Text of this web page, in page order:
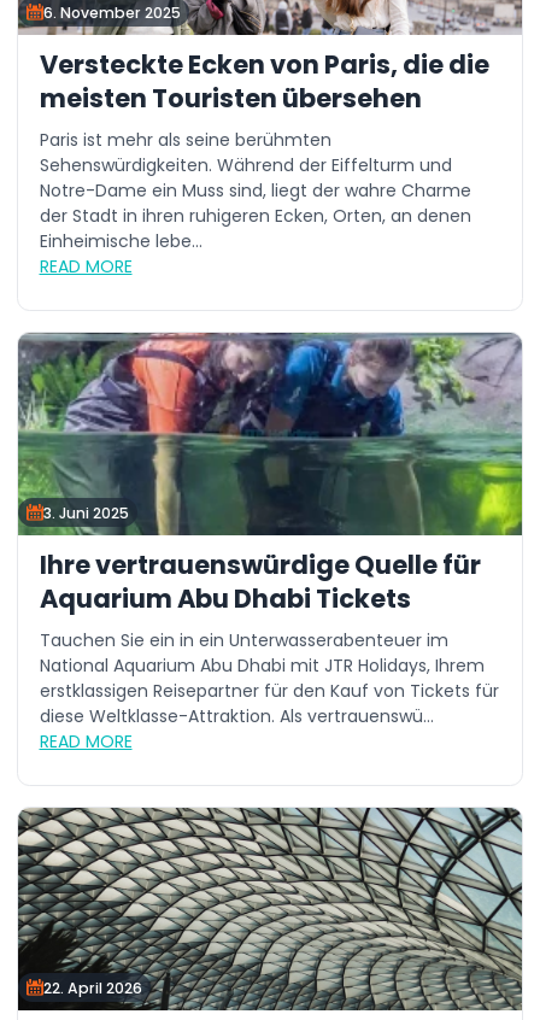
6. November 2025
Versteckte Ecken von Paris, die die
meisten Touristen übersehen
Paris ist mehr als seine berühmten
Sehenswürdigkeiten. Während der Eiffelturm und
Notre-Dame ein Muss sind, liegt der wahre Charme
der Stadt in ihren ruhigeren Ecken, Orten, an denen
Einheimische lebe...
READ MORE
3. Juni 2025
Ihre vertrauenswürdige Quelle für
Aquarium Abu Dhabi Tickets
Tauchen Sie ein in ein Unterwasserabenteuer im
National Aquarium Abu Dhabi mit JTR Holidays, Ihrem
erstklassigen Reisepartner für den Kauf von Tickets für
diese Weltklasse-Attraktion. Als vertrauenswü...
READ MORE
22. April 2026